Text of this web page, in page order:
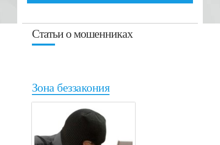
Статьи о мошенниках
Зона беззакония